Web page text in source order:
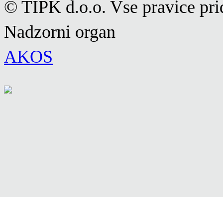
© TIPK d.o.o. Vse pravice
Nadzorni organ
AKOS